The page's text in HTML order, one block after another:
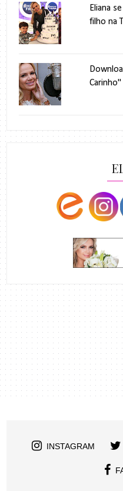
Eliana
filho na
Carinho"
INSTAGRAM